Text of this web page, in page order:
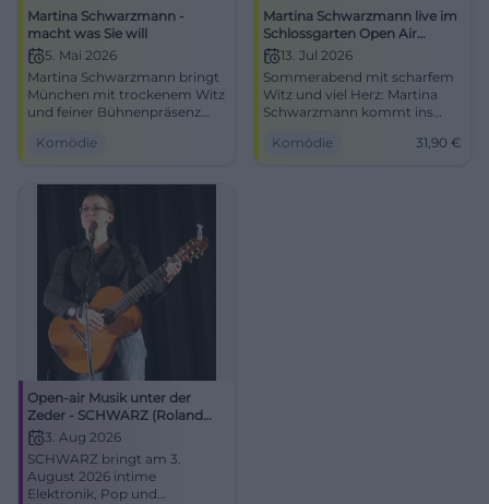
Martina Schwarzmann -
macht was Sie will
5. Mai 2026
Martina Schwarzmann bringt
München mit trockenem Witz
und feiner Bühnenpräsenz
im Circus Krone-Bau.
Komödie
Martina Schwarzmann live im
Schlossgarten Open Air
Regensburg
13. Jul 2026
Sommerabend mit scharfem
Witz und viel Herz: Martina
Schwarzmann kommt ins
Regensburg. 13.07.2026, ab
Komödie 31,90 €
Open-air Musik unter der
Zeder - SCHWARZ (Roland
Meyer de Voltaire)
3. Aug 2026
SCHWARZ bringt am 3.
August 2026 intime
Elektronik, Pop und